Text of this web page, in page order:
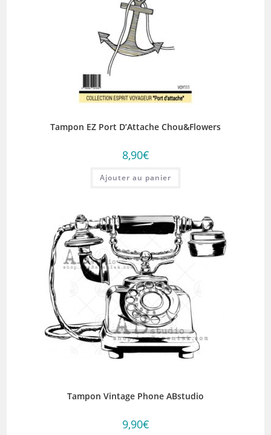
Tampon EZ Port D’Attache Chou&Flowers
8,90€
Ajouter au panier
Tampon Vintage Phone ABstudio
9,90€